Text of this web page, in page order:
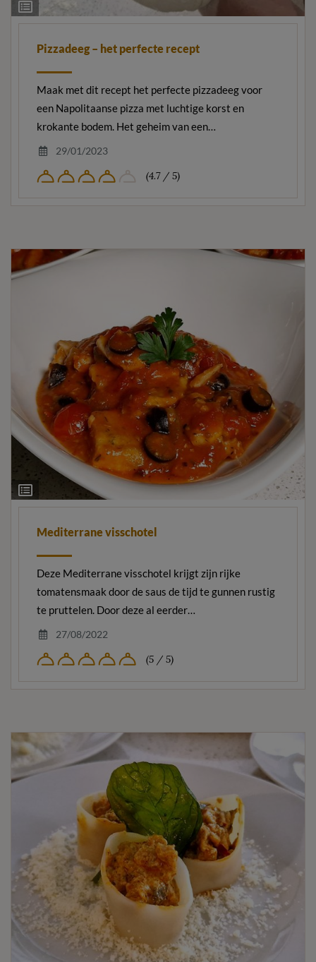
Ingrediëntenlijst
Pizzadeeg – het perfecte recept
Maak met dit recept het perfecte pizzadeeg voor
een Napolitaanse pizza met luchtige korst en
krokante bodem. Het geheim van een…
29/01/2023
(4.7 / 5)
Ingrediëntenlijst
Mediterrane visschotel
Deze Mediterrane visschotel krijgt zijn rijke
tomatensmaak door de saus de tijd te gunnen rustig
te pruttelen. Door deze al eerder…
27/08/2022
(5 / 5)